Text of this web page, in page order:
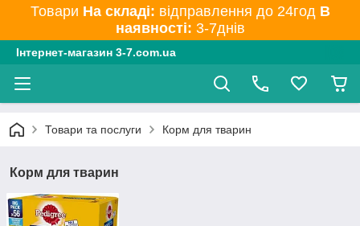
Товари На складі: відправлення до 24год В
наявності: 3-7днів
Інтернет-магазин 3-7.com.ua
Товари та послуги Корм для тварин
Корм для тварин